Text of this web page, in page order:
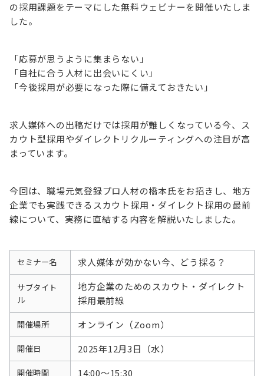
の採用課題をテーマにした無料ウェビナーを開催いたしま
した。
「応募が思うように集まらない」
「自社に合う人材に出会いにくい」
「今後採用が必要になった際に備えておきたい」
求人媒体への出稿だけでは採用が難しくなっている今、ス
カウト型採用やダイレクトリクルーティングへの注目が高
まっています。
今回は、職場元気登録プロ人材の橋本氏をお招きし、地方
企業でも実践できるスカウト採用・ダイレクト採用の最前
線について、実務に直結する内容を解説いたしました。
セミナー名 求人媒体が効かない今、どう採る？
サブタイト
ル
地方企業のためのスカウト・ダイレクト
採用最前線
開催場所 オンライン（Zoom）
開催日 2025年12月3日（水）
開催時間 14:00〜15:30